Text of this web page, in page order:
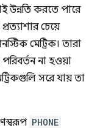
উন্নতি করতে পারে
চেয়ে
মেট্রিক। তারা
না হওয়া
সরে যায় তা
PHONE